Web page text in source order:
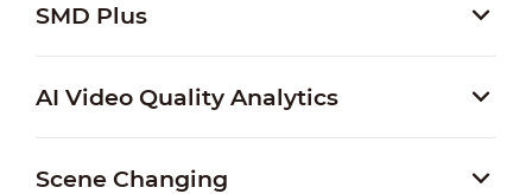
SMD Plus
AI Video Quality Analytics
Scene Changing